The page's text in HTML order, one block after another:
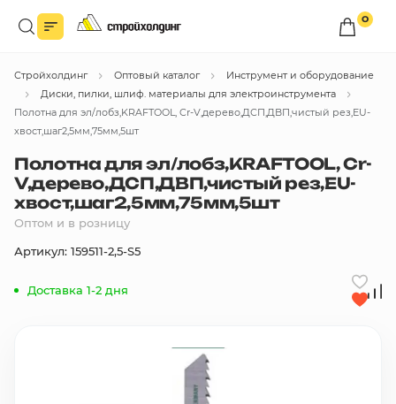
0
Войдите в личный кабинет
Вы сможете оформлять заказыпо оптовым ценам.
Войти
Каталог товаров
бренды
Стройхолдинг Оптовый каталог
Инструмент и оборудование
Диски, пилки, шлиф. материалы для электроинструмента
Полотна для эл/лобз,KRAFTOOL, Cr-V,дерево,ДСП,ДВП,чистый рез,EU-
хвост,шаг2,5мм,75мм,5шт
Полотна для эл/лобз,KRAFTOOL, Cr-
V,дерево,ДСП,ДВП,чистый рез,EU-
хвост,шаг2,5мм,75мм,5шт
Оптом и в розницу
Артикул: 159511-2,5-S5
Доставка 1-2 дня